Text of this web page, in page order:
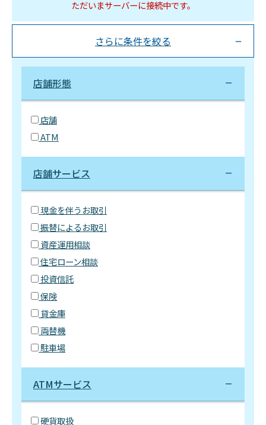
ただいまサーバーに接続中です。
さらに条件を絞る
店舗形態
店舗
ATM
店舗サービス
現金を伴うお取引
振替によるお取引
資産運用相談
住宅ローン相談
投資信託
保険
貸金庫
両替機
駐車場
ATMサービス
硬貨取扱